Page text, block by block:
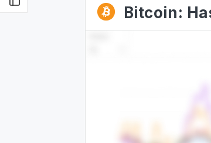
Bitcoin: